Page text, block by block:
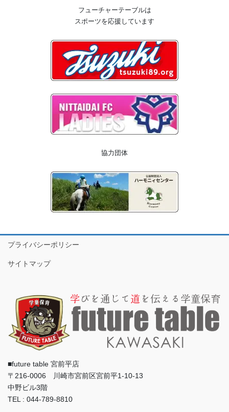
フューチャーテーブルは
スポーツを応援しています
協力団体
プライバシーポリシー
サイトマップ
■future table 宮前平店
〒216-0006 川崎市宮前区宮前平1-10-13
中野ビル3階
TEL : 044-789-8810